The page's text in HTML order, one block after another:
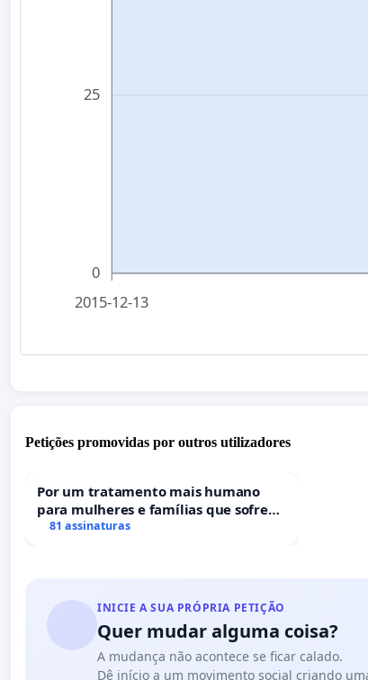
0
25
2015-12-13
Petições promovidas por outros utilizadores
Por um tratamento mais humano
para mulheres e famílias que sofrem
uma perda gestacional nos hospitais
81 assinaturas
INICIE A SUA PRÓPRIA PETIÇÃO
Quer mudar alguma coisa?
A mudança não acontece se ficar calado.
Dê início a um movimento social criando